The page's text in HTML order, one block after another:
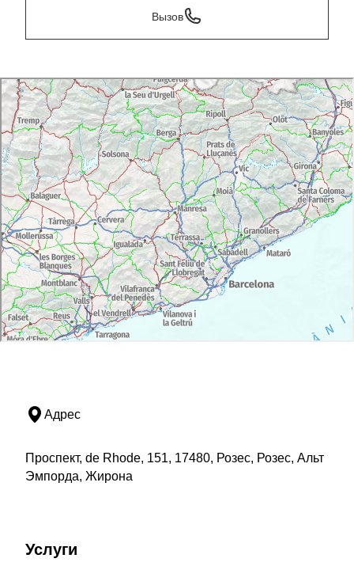
Вызов
Адрес
Проспект, de Rhode, 151, 17480, Розес, Розес, Альт
Эмпорда, Жирона
Услуги